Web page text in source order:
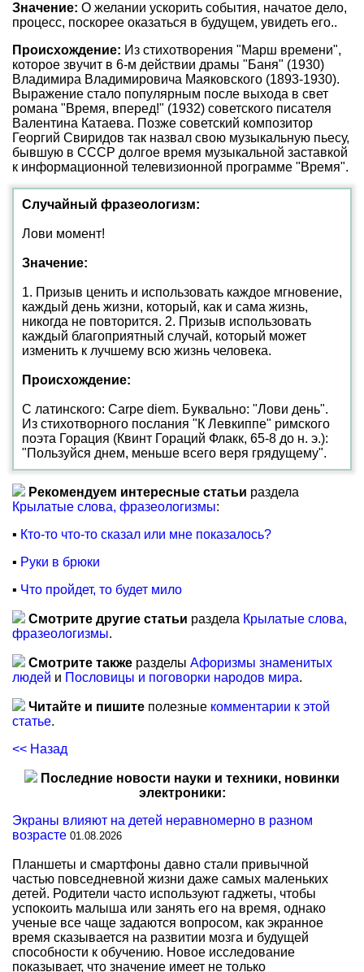
Значение: О желании ускорить события, начатое дело,
процесс, поскорее оказаться в будущем, увидеть его..
Происхождение: Из стихотворения "Марш времени",
которое звучит в 6-м действии драмы "Баня" (1930)
Владимира Владимировича Маяковского (1893-1930).
Выражение стало популярным после выхода в свет
романа "Время, вперед!" (1932) советского писателя
Валентина Катаева. Позже советский композитор
Георгий Свиридов так назвал свою музыкальную пьесу,
бывшую в СССР долгое время музыкальной заставкой
к информационной телевизионной программе "Время".
Случайный фразеологизм:
Лови момент!
Значение:
1. Призыв ценить и использовать каждое мгновение,
каждый день жизни, который, как и сама жизнь,
никогда не повторится. 2. Призыв использовать
каждый благоприятный случай, который может
изменить к лучшему всю жизнь человека.
Происхождение:
С латинского: Carpe diem. Буквально: "Лови день".
Из стихотворного послания "К Левкиппе" римского
поэта Горация (Квинт Гораций Флакк, 65-8 до н. э.):
"Пользуйся днем, меньше всего веря грядущему".
Рекомендуем интересные статьи раздела
Крылатые слова, фразеологизмы:
▪ Кто-то что-то сказал или мне показалось?
▪ Руки в брюки
▪ Что пройдет, то будет мило
Смотрите другие статьи раздела Крылатые слова,
фразеологизмы.
Смотрите также разделы Афоризмы знаменитых
людей и Пословицы и поговорки народов мира.
Читайте и пишите полезные комментарии к этой
статье.
<< Назад
Последние новости науки и техники, новинки
электроники:
Экраны влияют на детей неравномерно в разном
возрасте 01.08.2026
Планшеты и смартфоны давно стали привычной
частью повседневной жизни даже самых маленьких
детей. Родители часто используют гаджеты, чтобы
успокоить малыша или занять его на время, однако
ученые все чаще задаются вопросом, как экранное
время сказывается на развитии мозга и будущей
способности к обучению. Новое исследование
показывает, что значение имеет не только